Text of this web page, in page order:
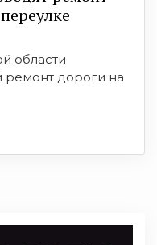
области
ремонт дороги на